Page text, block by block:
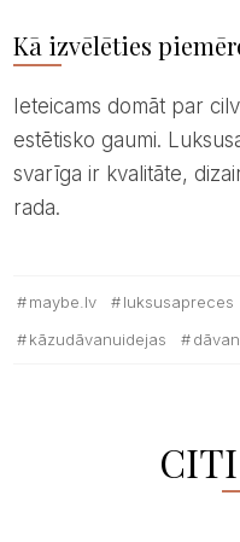
Kā izvēlēties
Ieteicams domāt par cilvēka dzīvesstilu, interesēm un
estētisko gaumi.
svarīga ir kvalitāte,
rada.
maybe.lv luksusapreces
kāzudāvanuidejas